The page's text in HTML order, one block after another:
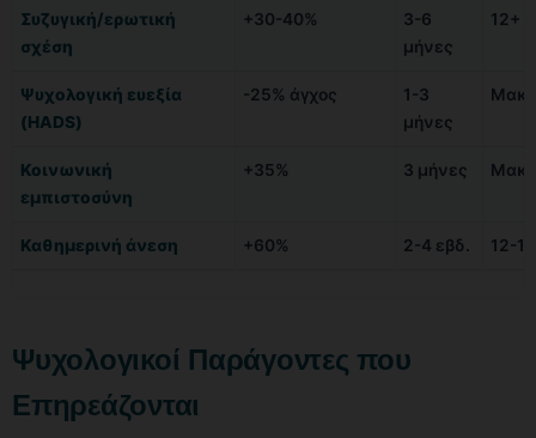
Συζυγική/ερωτική
σχέση
+30-40%
3-6
μήνες
12+
Ψυχολογική ευεξία
(HADS)
-25% άγχος
1-3
μήνες
Κοινωνική
εμπιστοσύνη
+35% 3 μήνες
Καθημερινή άνεση +60% 2-4 εβδ. 12-
Ψυχολογικοί Παράγοντες που
Επηρεάζονται